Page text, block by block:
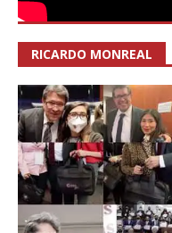
RICARDO MONREAL